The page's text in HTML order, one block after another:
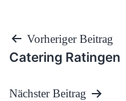
Vorheriger Beitrag
Catering Ratingen
Nächster Beitrag